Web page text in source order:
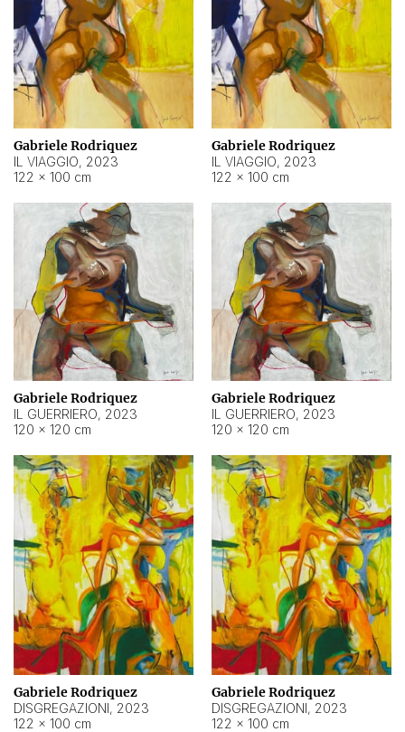
Gabriele Rodriquez
IL VIAGGIO, 2023
122 × 100 cm
Gabriele Rodriquez
IL VIAGGIO, 2023
122 × 100 cm
Gabriele Rodriquez
IL GUERRIERO, 2023
120 × 120 cm
Gabriele Rodriquez
IL GUERRIERO, 2023
120 × 120 cm
Gabriele Rodriquez
DISGREGAZIONI, 2023
122 × 100 cm
Gabriele Rodriquez
DISGREGAZIONI, 2023
122 × 100 cm